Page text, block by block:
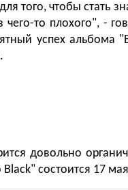
того, чтобы стать
то плохого", -
успех альбома
довольно
состоится 17